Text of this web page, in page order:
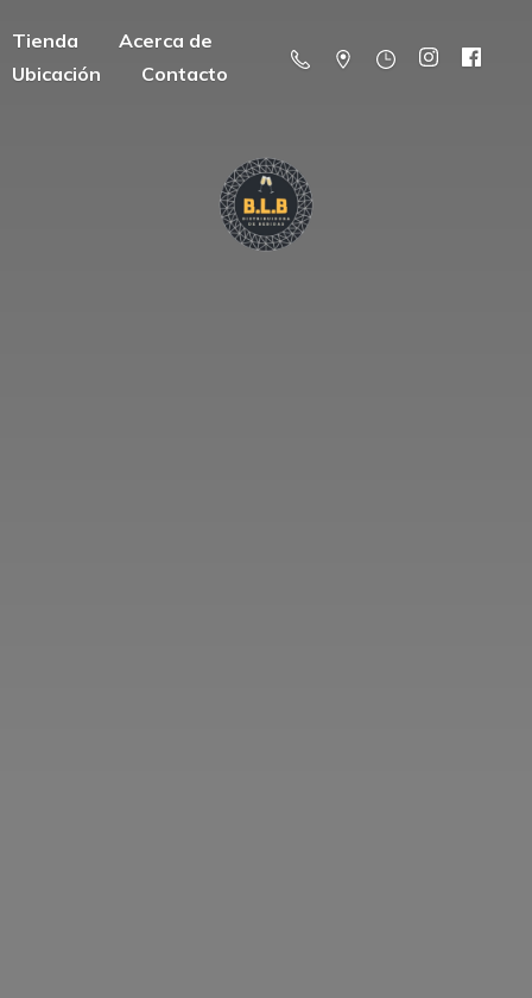
Tienda
Acerca de
Ubicación
Contacto